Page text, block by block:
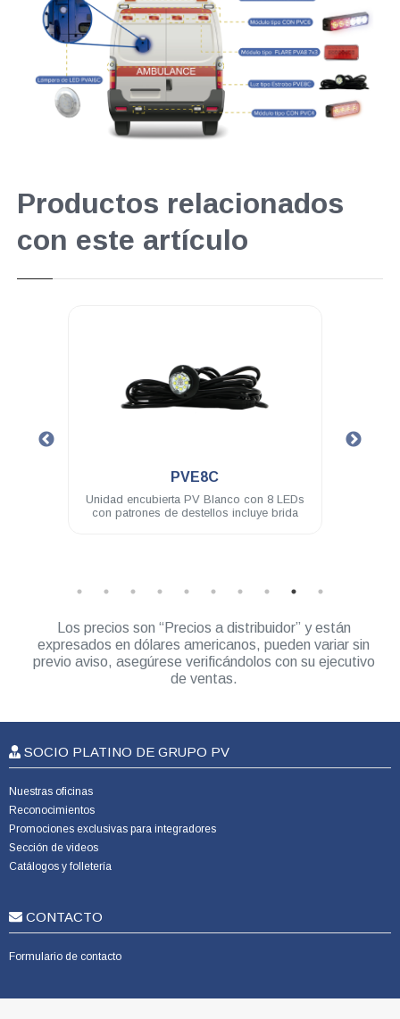
Productos relacionados
con este artículo
PVL4A
Modulo PV ASSAULT 4 LED 3W difusor
180° ámbar
Los precios son “Precios a distribuidor” y están
expresados en dólares americanos, pueden variar sin
previo aviso, asegúrese verificándolos con su ejecutivo
de ventas.
SOCIO PLATINO DE GRUPO PV
Nuestras oficinas
Reconocimientos
Promociones exclusivas para integradores
Sección de videos
Catálogos y folletería
CONTACTO
Formulario de contacto